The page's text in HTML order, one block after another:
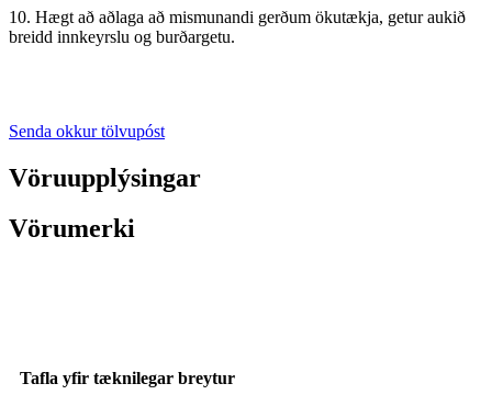
10. Hægt að aðlaga að mismunandi gerðum ökutækja, getur aukið
breidd innkeyrslu og burðargetu.
Senda okkur tölvupóst
Vöruupplýsingar
Vörumerki
Tafla yfir tæknilegar breytur